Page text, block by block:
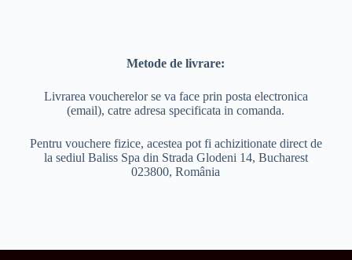
Metode de livrare:
Livrarea voucherelor se va face prin posta electronica
(email), catre adresa specificata in comanda.
Pentru vouchere fizice, acestea pot fi achizitionate direct de
la sediul Baliss Spa din Strada Glodeni 14, Bucharest
023800, România